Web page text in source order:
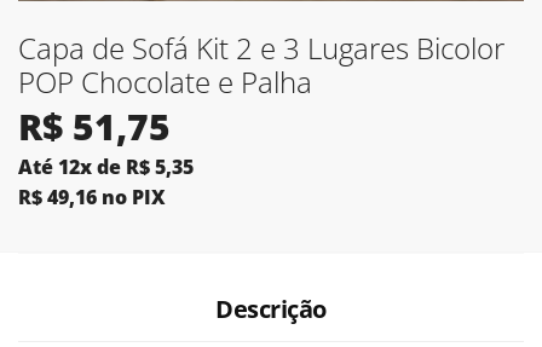
Capa de Sofá Kit 2 e 3 Lugares Bicolor
POP Chocolate e Palha
R$ 51,75
Até 12x de R$5,35
R$49,16 no PIX
Descrição